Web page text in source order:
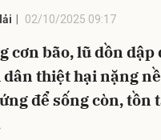
02/10/2025 09:17
cơn bão, lũ dồn
thiệt hại nặng
để sống còn, tồn